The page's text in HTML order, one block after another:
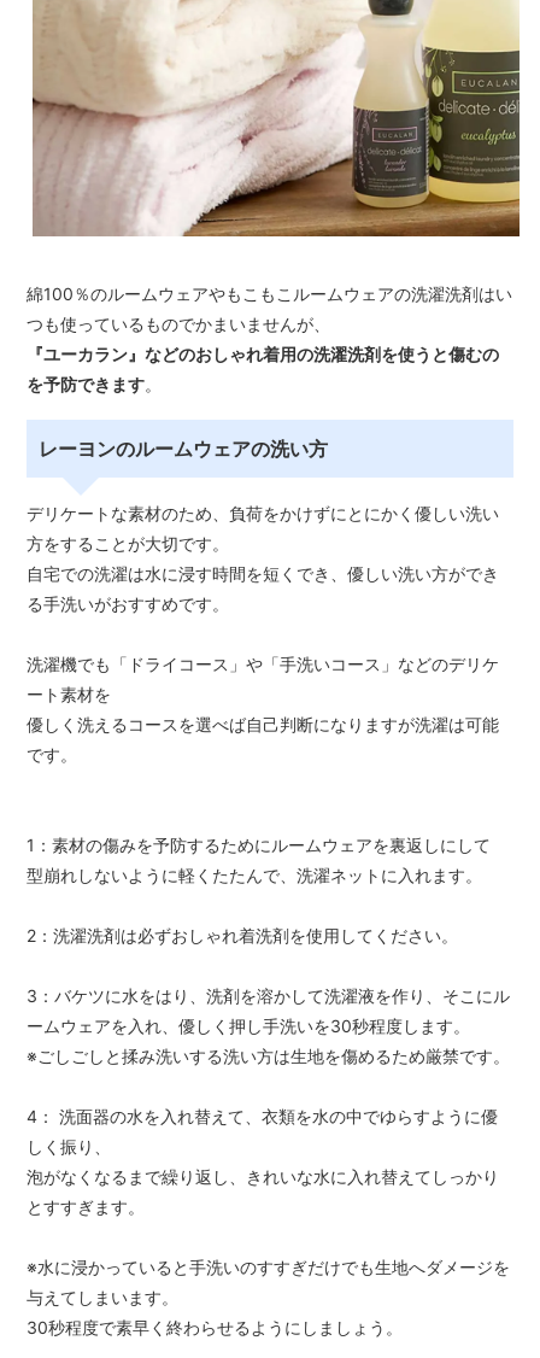
綿100％のルームウェアやもこもこルームウェアの洗濯洗剤はい
つも使っているものでかまいませんが、
『ユーカラン』などのおしゃれ着用の洗濯洗剤を使うと傷むの
を予防できます。
レーヨンのルームウェアの洗い方
デリケートな素材のため、負荷をかけずにとにかく優しい洗い
方をすることが大切です。
自宅での洗濯は水に浸す時間を短くでき、優しい洗い方ができ
る手洗いがおすすめです。
洗濯機でも「ドライコース」や「手洗いコース」などのデリケ
ート素材を
優しく洗えるコースを選べば自己判断になりますが洗濯は可能
です。
1：素材の傷みを予防するためにルームウェアを裏返しにして
型崩れしないように軽くたたんで、洗濯ネットに入れます。
2：洗濯洗剤は必ずおしゃれ着洗剤を使用してください。
3：バケツに水をはり、洗剤を溶かして洗濯液を作り、そこにル
ームウェアを入れ、優しく押し手洗いを30秒程度します。
※ごしごしと揉み洗いする洗い方は生地を傷めるため厳禁です。
4： 洗面器の水を入れ替えて、衣類を水の中でゆらすように優
しく振り、
泡がなくなるまで繰り返し、きれいな水に入れ替えてしっかり
とすすぎます。
※水に浸かっていると手洗いのすすぎだけでも生地へダメージを
与えてしまいます。
30秒程度で素早く終わらせるようにしましょう。